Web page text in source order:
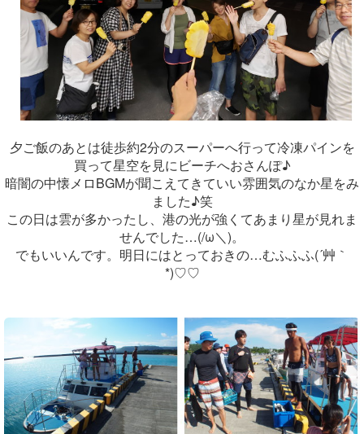
夕ご飯のあとは徒歩約2分のスーパーへ行って冷凍パインを
買って星空を見にビーチへおさんぽ♪
暗闇の中懐メロBGMが聞こえてきていい雰囲気のなか星をみ
ました♪笑
この日は雲が多かったし、港の光が強くてあまり星が見れま
せんでした…(/ω＼)。
でもいいんです。明日にはとっておきの…むふふふ(´艸｀
*)♡♡